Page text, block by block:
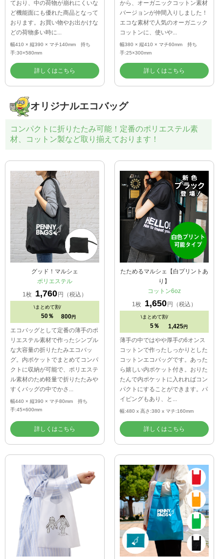
ており、中の荷物が崩れにくいな
ど機能面にも優れた商品となって
おります。お買い物やお出かけな
どの荷物多い時に...
幅410 × 縦390 × マチ140mm 持ち
手:30×580mm
詳しくはこちら
から、オーガニックコットン素材
バージョンが仲間入りしました！
エコな素材で人気のオーガニック
コットンに、使いや...
幅380 × 縦410 × マチ60mm 持ち
手:25×300mm
詳しくはこちら
オリジナルエコバッグ
コンパクトに折りたたみ可能！定番のポリエステル素
材、コットン製など取り揃えております！
グッド！マルシェ
ポリエステル
1枚
1,760円（税込）
\まとめて割/
50％ 800 円
エコバッグとして定番の薄手のポ
リエステル素材で作ったシンプル
な大容量の折りたたみエコバッ
グ。内ポケットでまとめてコンパ
クトに収納が可能で、ポリエステ
ル素材のため軽量で折りたたみや
すくバッグの中でかさ...
幅440 × 縦390 × マチ80mm 持ち
手:45×600mm
詳しくはこちら
たためるマルシェ【白プリントあ
り】
コットン6oz
1枚
1,650円（税込）
\まとめて割/
5％ 1,425 円
薄手の中ではやや厚手の6オンス
コットンで作ったしっかりとした
コットンエコバッグです。あった
ら嬉しい内ポケット付き。おりた
たんで内ポケットに入れればコン
パクトにすることができます。パ
イピングもあり、と...
幅:480 x 高さ:380 x マチ:160mm
詳しくはこちら